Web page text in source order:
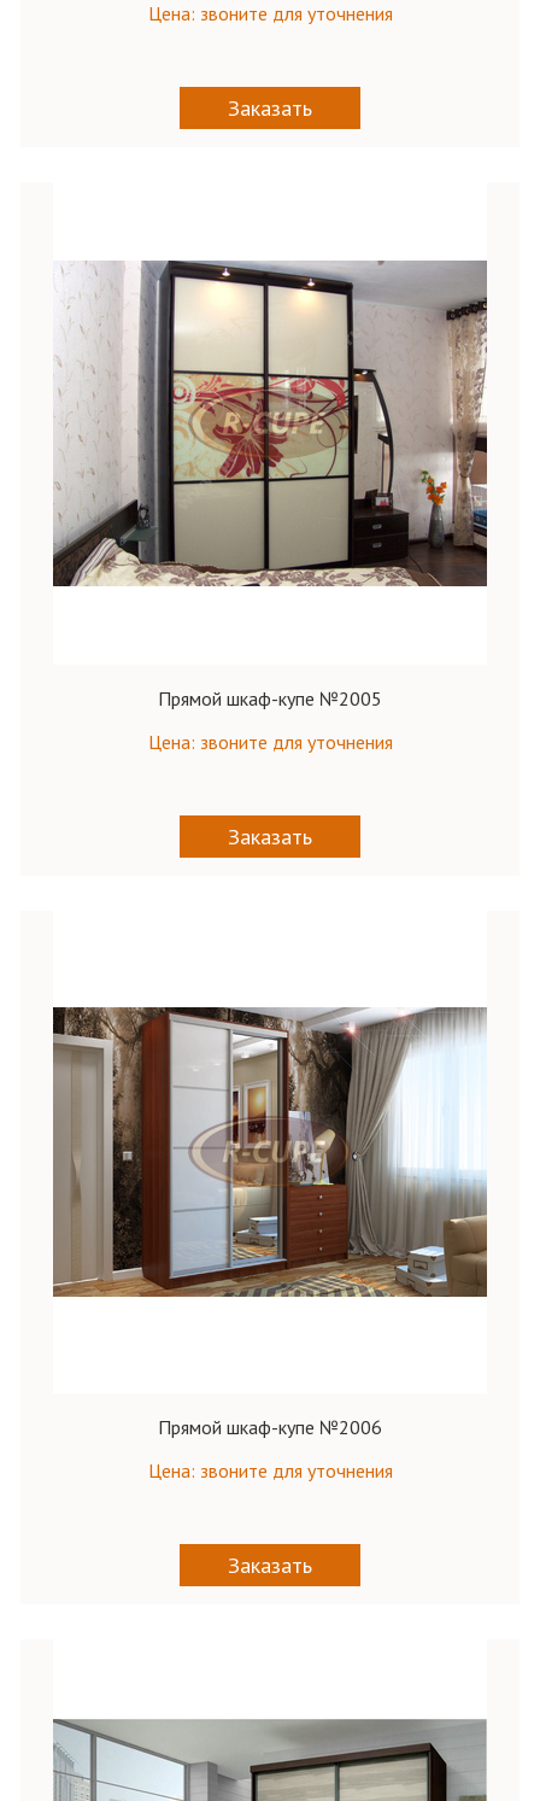
Цена: звоните для уточнения
Заказать
Прямой шкаф-купе №2005
Цена: звоните для уточнения
Заказать
Прямой шкаф-купе №2006
Цена: звоните для уточнения
Заказать